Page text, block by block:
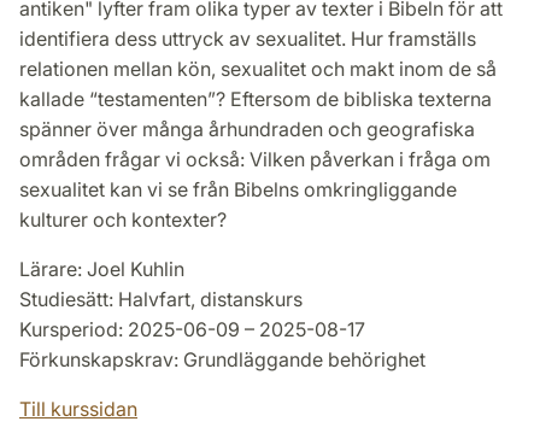
antiken" lyfter fram olika typer av texter i Bibeln för att
identifiera dess uttryck av sexualitet. Hur framställs
relationen mellan kön, sexualitet och makt inom de så
kallade “testamenten”? Eftersom de bibliska texterna
spänner över många århundraden och geografiska
områden frågar vi också: Vilken påverkan i fråga om
sexualitet kan vi se från Bibelns omkringliggande
kulturer och kontexter?
Lärare: Joel Kuhlin
Studiesätt: Halvfart, distanskurs
Kursperiod: 2025-06-09 – 2025-08-17
Förkunskapskrav: Grundläggande behörighet
Till kurssidan